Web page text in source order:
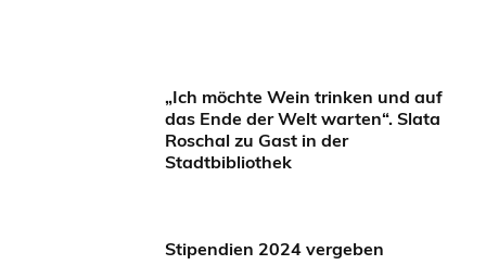
„Ich möchte Wein trinken und auf
das Ende der Welt warten“. Slata
Roschal zu Gast in der
Stadtbibliothek
Stipendien 2024 vergeben